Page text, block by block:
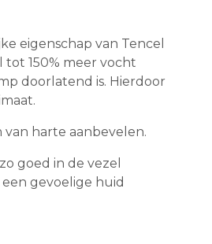
eigenschap van Tencel
150% meer vocht
doorlatend is. Hierdoor
harte aanbevelen.
goed in de vezel
gevoelige huid